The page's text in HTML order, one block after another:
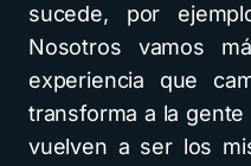
sucede, por
Nosotros vamos
experiencia que
transforma a la
vuelven a ser los